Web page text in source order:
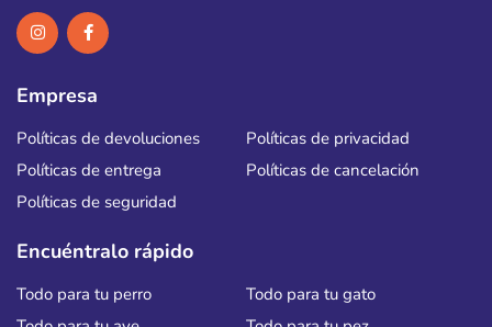
Empresa
Políticas de devoluciones
Políticas de privacidad
Políticas de entrega
Políticas de cancelación
Políticas de seguridad
Encuéntralo rápido
Todo para tu perro
Todo para tu gato